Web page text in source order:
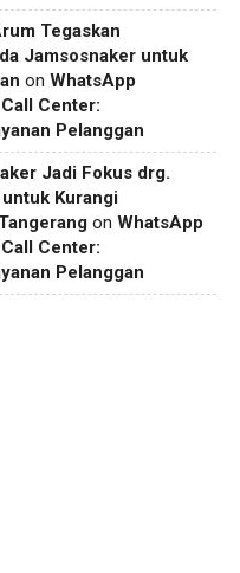
Tegaskan
Jamsosnaker untuk
on WhatsApp
Center:
Pelanggan
Jadi Fokus drg.
Kurangi
on WhatsApp
Center:
Pelanggan